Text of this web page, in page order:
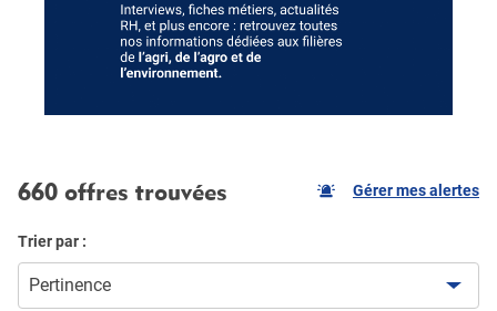
660 offres trouvées Gérer mes alertes
Trier par :
Pertinence